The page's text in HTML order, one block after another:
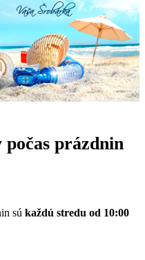
prázdnin
sú každú stredu od 10:00